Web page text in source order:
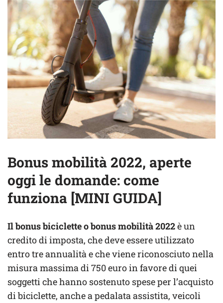
Bonus mobilità 2022, aperte
oggi le domande: come
funziona [MINI GUIDA]
Il bonus biciclette o bonus mobilità 2022è un
credito di imposta, che deve essere utilizzato
entro tre annualità e che viene riconosciuto nella
misura massima di 750 euro in favore di quei
soggetti che hanno sostenuto spese per l’acquisto
di biciclette, anche a pedalata assistita, veicoli